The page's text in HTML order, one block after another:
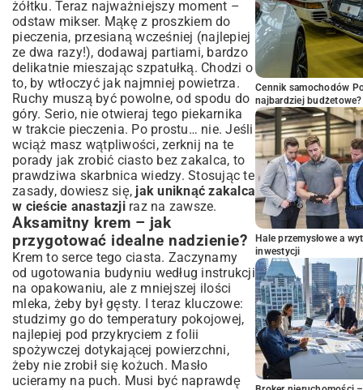
żółtku. Teraz najważniejszy moment –
odstaw mikser. Mąkę z proszkiem do
pieczenia, przesianą wcześniej (najlepiej
ze dwa razy!), dodawaj partiami, bardzo
delikatnie mieszając szpatułką. Chodzi o
to, by wtłoczyć jak najmniej powietrza.
Ruchy muszą być powolne, od spodu do
góry. Serio, nie otwieraj tego piekarnika
w trakcie pieczenia. Po prostu… nie. Jeśli
wciąż masz wątpliwości, zerknij na te
porady jak zrobić ciasto bez zakalca, to
prawdziwa skarbnica wiedzy. Stosując te
zasady, dowiesz się, jak uniknąć zakalca
w cieście anastazjiraz na zawsze.
Aksamitny krem – jak
przygotować idealne nadzienie?
Krem to serce tego ciasta. Zaczynamy
od ugotowania budyniu według instrukcji
na opakowaniu, ale z mniejszej ilości
mleka, żeby był gęsty. I teraz kluczowe:
studzimy go do temperatury pokojowej,
najlepiej pod przykryciem z folii
spożywczej dotykającej powierzchni,
żeby nie zrobił się kożuch. Masło
ucieramy na puch. Musi być naprawdę
Cennik samochodów
najbardziej budżetowe?
Hale przemysłowe a
inwestycji